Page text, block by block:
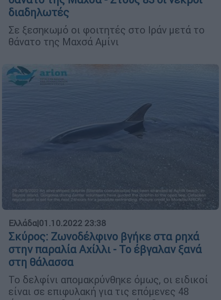
διαδηλωτές
Σε ξεσηκωμό οι φοιτητές στο Ιράν μετά το
θάνατο της Μαχσά Αμίνι
Ελλάδα|01.10.2022 23:38
Σκύρος: Ζωνοδέλφινο βγήκε στα ρηχά
στην παραλία Αχίλλι - Το έβγαλαν ξανά
στη θάλασσα
Το δελφίνι απομακρύνθηκε όμως, οι ειδικοί
είναι σε επιφυλακή για τις επόμενες 48